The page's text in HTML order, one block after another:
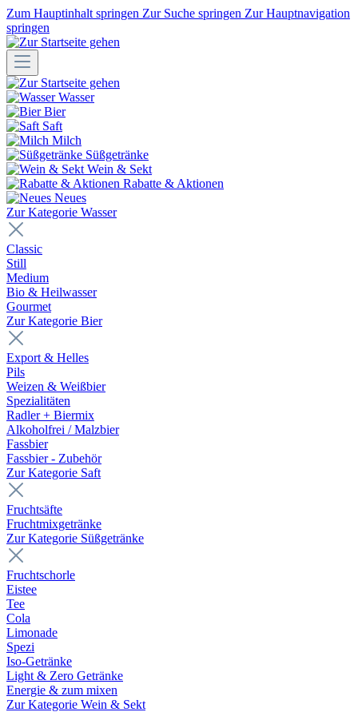
Zum Hauptinhalt springen Zur Suche springen Zur Hauptnavigation
springen
Wasser
Bier
Saft
Milch
Süßgetränke
Wein & Sekt
Rabatte & Aktionen
Neues
Zur Kategorie Wasser
Classic
Still
Medium
Bio & Heilwasser
Gourmet
Zur Kategorie Bier
Export & Helles
Pils
Weizen & Weißbier
Spezialitäten
Radler + Biermix
Alkoholfrei / Malzbier
Fassbier
Fassbier - Zubehör
Zur Kategorie Saft
Fruchtsäfte
Fruchtmixgetränke
Zur Kategorie Süßgetränke
Fruchtschorle
Eistee
Tee
Cola
Limonade
Spezi
Iso-Getränke
Light & Zero Getränke
Energie & zum mixen
Zur Kategorie Wein & Sekt